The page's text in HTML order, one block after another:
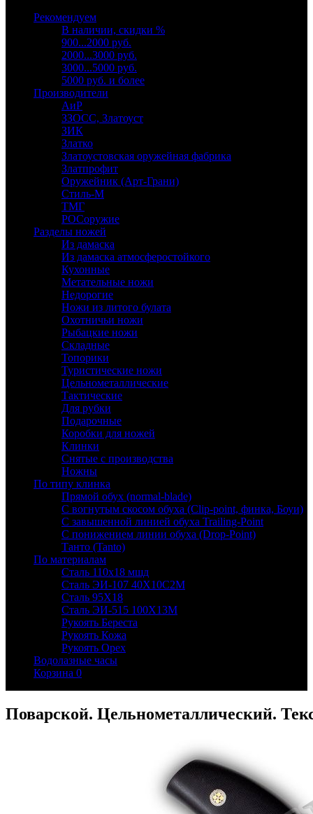
Рекомендуем
В наличии, скидки %
900...2000 руб.
2000...3000 руб.
3000...5000 руб.
5000 руб. и более
Производители
АиР
ЗЗОСС, Златоуст
ЗИК
Златко
Златоустовская оружейная фабрика
Златпрофит
Оружейник (Арт-Грани)
Стиль-М
ТМГ
РОСоружие
Разделы ножей
Из дамаска
Из дамаска атмосферостойкого
Кухонные
Метательные ножи
Недорогие
Ножи из литого булата
Охотничьи ножи
Рыбацкие ножи
Складные
Топорики
Туристические ножи
Цельнометаллические
Тактические
Для рубки
Подарочные
Коробки для ножей
Клинки
Снятые с производства
Ножны
По типу клинка
Прямой обух (normal-blade)
С вогнутым скосом обуха (Clip-point, финка, Боуи)
С завышенной линией обуха Trailing-Point
С понижением линии обуха (Drop-Point)
Танто (Tanto)
По материалам
Сталь 110х18 мшд
Сталь ЭИ-107 40Х10С2М
Сталь 95Х18
Сталь ЭИ-515 100Х13М
Рукоять Береста
Рукоять Кожа
Рукоять Орех
Водолазные часы
Корзина 0
Поварской. Цельнометаллический.